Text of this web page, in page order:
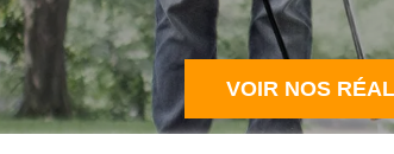
VOIR NOS